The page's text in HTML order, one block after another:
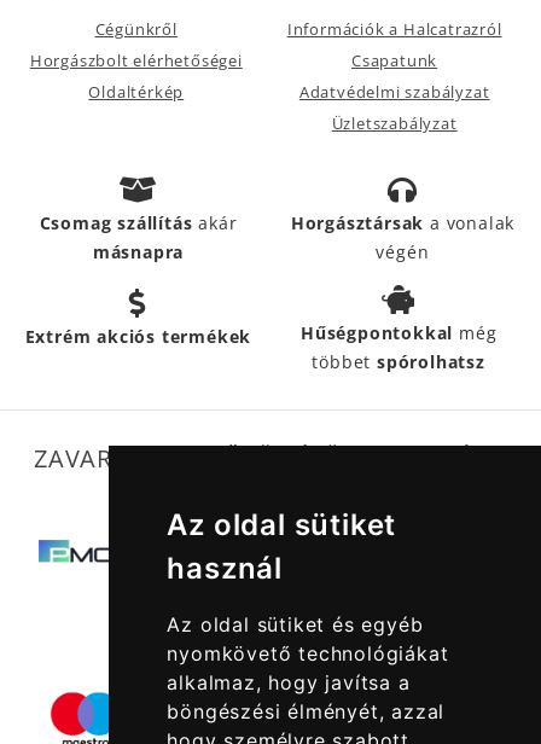
Az oldal sütiket
használ
Az oldal sütiket és egyéb
nyomkövető technológiákat
alkalmaz, hogy javítsa a
böngészési élményét, azzal
Cégünkről
Horgászbolt elérhetőségei
Oldaltérkép
Információk a Halcatrazról
Csapatunk
Adatvédelmi szabályzat
Üzletszabályzat
Csomag szállításakár
másnapra
Horgásztársak a vonalak
végén
Extrém akciós termékek Hűségpontokkal még
többetspórolhatsz
ZAVARTALAN MŰKÖDÉSÜNKET SEGÍTIK